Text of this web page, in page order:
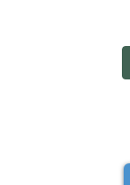
TOSCANIA
navigation